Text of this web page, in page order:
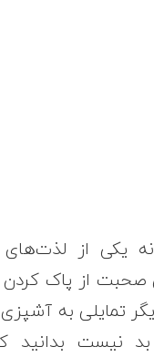
یکی از لذت‌های
صحبت از پاک
تمایلی به آشپزی
نیست بدانید